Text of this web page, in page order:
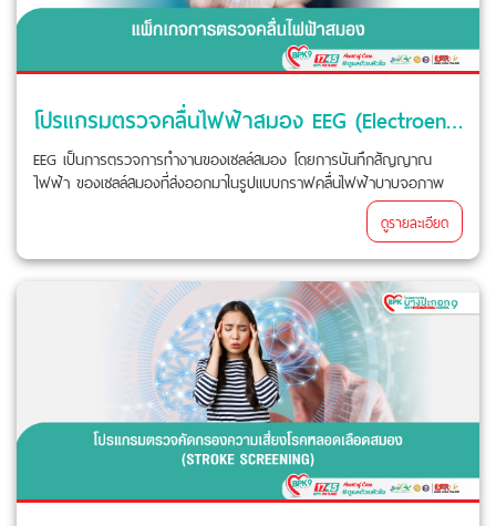
โปรแกรมตรวจคลื่นไฟฟ้าสมอง EEG (Electroencephalogram)
EEG เป็นการตรวจการทำงานของเซลล์สมอง โดยการบันทึกสัญญาณ
ไฟฟ้า ของเซลล์สมองที่ส่งออกมาในรูปแบบกราฟคลื่นไฟฟ้าบาบจอภาพ
ดูรายละเอียด